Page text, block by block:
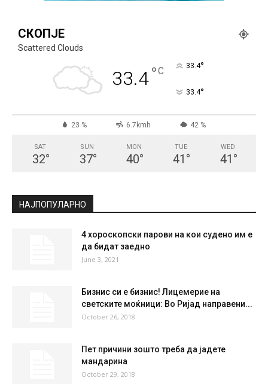
СКОПЈЕ
Scattered Clouds
33.4°C 33.4°
33.4°
23 % 6.7kmh 42 %
SAT
32°
SUN
37°
MON
40°
TUE
41 °
WED
41 °
НАЈПОПУЛАРНО
4 хороскопски парови на кои судено им е
да бидат заедно
June 3, 2021
Бизнис си е бизнис! Лицемерие на
светските моќници: Во Ријад направени...
October 26, 2018
Пет причини зошто треба да јадете
мандарина
October 29, 2018